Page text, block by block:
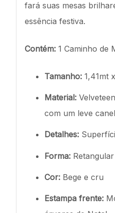
fará suas mesas
essência festiva.
Contém: 1 Caminho de
Tamanho: 1,41mt
Material:
com um leve
Detalhes:
Forma: Retangular
Cor: Bege e cru
Estampa frente: